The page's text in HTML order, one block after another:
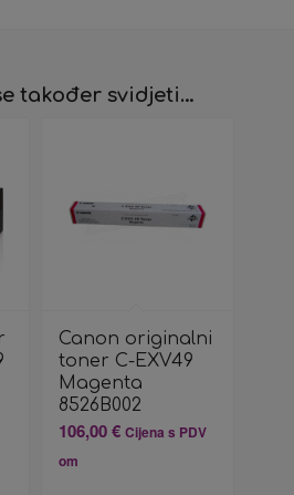
također svidjeti…
Canon originalni
toner C-EXV49
Magenta
8526B002
106,00€ Cijena s PDV
om